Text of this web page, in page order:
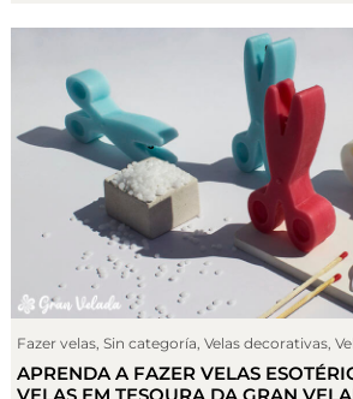
Fazer velas Sin categoría Velas decorativas
APRENDA A FAZER VELAS